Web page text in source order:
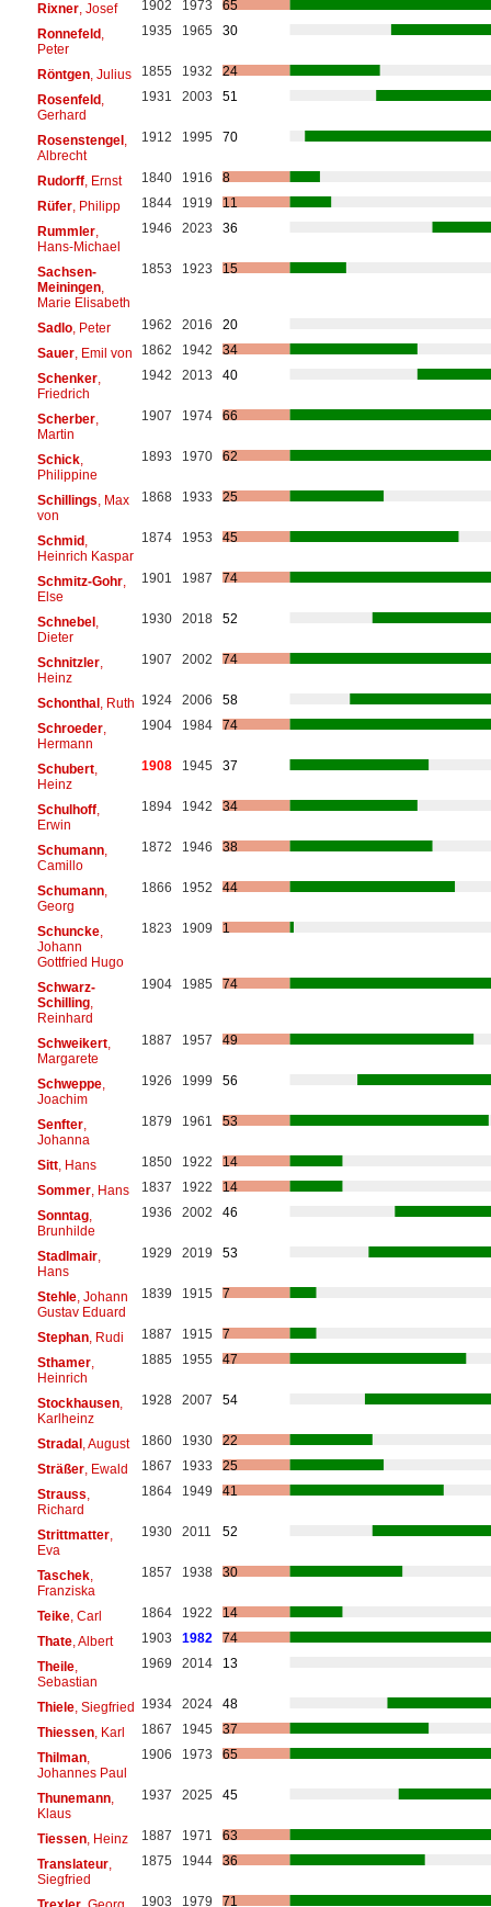
Rixner, Josef 1902 1973
65
Ronnefeld,
Peter
1935 1965 30
Röntgen, Julius 1855 1932
24
Rosenfeld,
Gerhard
1931 2003 51
Rosenstengel,
Albrecht
1912 1995 70
Rudorff, Ernst 1840 1916
8
Rüfer, Philipp 1844 1919
11
Rummler,
Hans-Michael
1946 2023 36
Sachsen-
Meiningen,
Marie Elisabeth
1853 1923 15
Sadlo, Peter 1962 2016
20
Sauer, Emil von 1862 1942
34
Schenker,
Friedrich
1942 2013 40
Scherber,
Martin
1907 1974 66
Schick,
Philippine
1893 1970 62
Schillings , Max
von
1868 1933 25
Schmid,
Heinrich Kaspar
1874 1953 45
Schmitz-Gohr,
Else
1901 1987 74
Schnebel,
Dieter
1930 2018 52
Schnitzler,
Heinz
1907 2002 74
Schonthal, Ruth 1924 2006
58
Schroeder,
Hermann
1904 1984 74
Schubert,
Heinz
1908 1945 37
Schulhoff,
Erwin
1894 1942 34
Schumann,
Camillo
1872 1946 38
Schumann,
Georg
1866 1952 44
Schuncke,
Johann
Gottfried Hugo
1823 1909 1
Schwarz-
Schilling,
Reinhard
1904 1985 74
Schweikert,
Margarete
1887 1957 49
Schweppe,
Joachim
1926 1999 56
Senfter,
Johanna
1879 1961 53
Sitt, Hans 1850 1922
14
Sommer, Hans 1837 1922
14
Sonntag,
Brunhilde
1936 2002 46
Stadlmair,
Hans
1929 2019 53
Stehle, Johann
Gustav Eduard
1839 1915 7
Stephan, Rudi 1887 1915
7
Sthamer,
Heinrich
1885 1955 47
Stockhausen,
Karlheinz
1928 2007 54
Stradal, August 1860 1930
22
Sträßer, Ewald 1867 1933
25
Strauss
Richard
1864 1949 41
Strittmatter,
Eva
1930 2011 52
Taschek,
Franziska
1857 1938 30
Teike, Carl 1864 1922
14
Thate, Albert 1903 1982
74
Theile,
Sebastian
1969 2014 13
Thiele, Siegfried 1934 2024
48
Thiessen, Karl 1867 1945
37
Thilman,
Johannes Paul
1906 1973 65
Thunemann,
Klaus
1937 2025 45
Tiessen, Heinz 1887 1971
63
Translateur,
Siegfried
1875 1944 36
1903 1979 71